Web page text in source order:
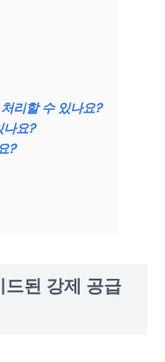
리할 수 있나요?
나요?
?
된 강제 공급